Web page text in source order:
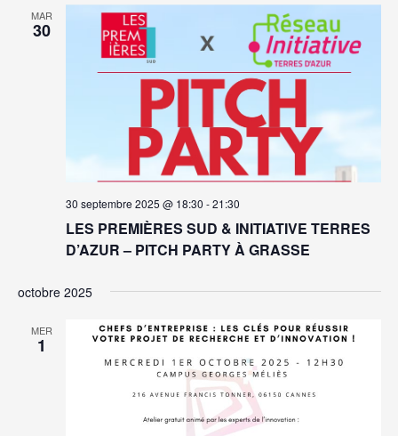
MAR
30
LES PREMIÈRES SUD & INITIATIVE TERRES
D’AZUR – PITCH PARTY À GRASSE
30 septembre 2025 @ 18:30 -21:30
octobre 2025
MER
1